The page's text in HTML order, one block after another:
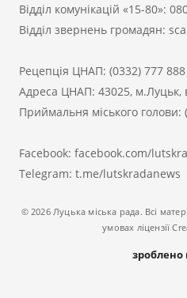
Відділ комунікацій «15-80»:
Відділ звернень громадян:
Рецепція ЦНАП: (0332) 777 888
Адреса ЦНАП: 43025, м.Луцьк,
Приймальня міського голови:
Facebook: facebook.com/
Telegram: t.me/lutskradanews
© 2026 Луцька міська рада. Всі
умовах ліцензії
зроблено